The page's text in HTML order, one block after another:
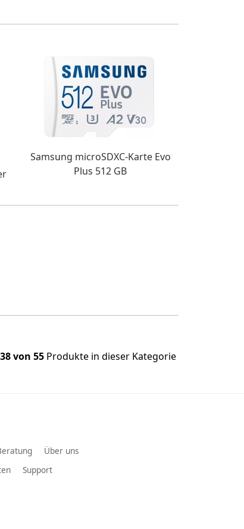
Samsung microSDXC-Karte Evo
Plus 512 GB
38 von 55 Produkte in dieser Kategorie
Über uns
Support